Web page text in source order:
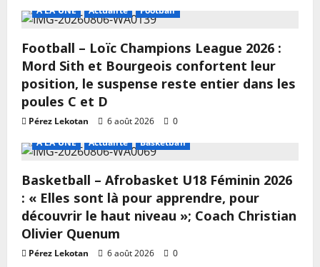
A LA UNE
Actualité Football
Football – Loïc Champions League 2026 :
Mord Sith et Bourgeois confortent leur
position, le suspense reste entier dans les
poules C et D
Pérez Lekotan 6 août 2026
0
A LA UNE
Actualité Basketball
Basketball – Afrobasket U18 Féminin 2026
: « Elles sont là pour apprendre, pour
découvrir le haut niveau »; Coach Christian
Olivier Quenum
Pérez Lekotan 6 août 2026 0